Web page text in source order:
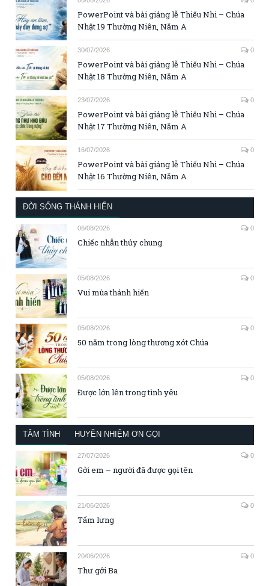
PowerPoint và bài giảng lễ Thiếu Nhi – Chúa
Nhật 19 Thường Niên, Năm A
30/07/2026 0
PowerPoint và bài giảng lễ Thiếu Nhi – Chúa
Nhật 18 Thường Niên, Năm A
23/07/2026 0
PowerPoint và bài giảng lễ Thiếu Nhi – Chúa
Nhật 17 Thường Niên, Năm A
16/07/2026 0
PowerPoint và bài giảng lễ Thiếu Nhi – Chúa
Nhật 16 Thường Niên, Năm A
ĐỜI SỐNG THÁNH HIẾN
06/08/2026 0
Chiếc nhẫn thủy chung
05/08/2026 0
Vui mùa thánh hiến
05/08/2026 0
50 năm trong lòng thương xót Chúa
05/08/2026 0
Được lớn lên trong tình yêu
TÂM TÌNH HUYỀN NHIỆM ƠN GỌI
27/07/2026 0
Gởi em – người đã được gọi tên
21/06/2026 0
Tấm lưng
20/06/2026 0
Thư gởi Ba